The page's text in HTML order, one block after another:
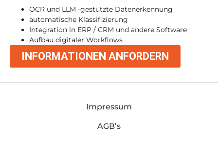
OCR und LLM -gestützte Datenerkennung
automatische Klassifizierung
Integration in ERP / CRM und andere Software
Aufbau digitaler Workflows
INFORMATIONEN ANFORDERN
Impressum
AGB’s